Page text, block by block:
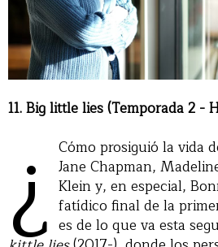
11. Big little lies (Temporada 2 -
¿ Cómo prosiguió la vida
Jane Chapman,
Klein y, en especial,
fatídico final de la
es de lo que va esta